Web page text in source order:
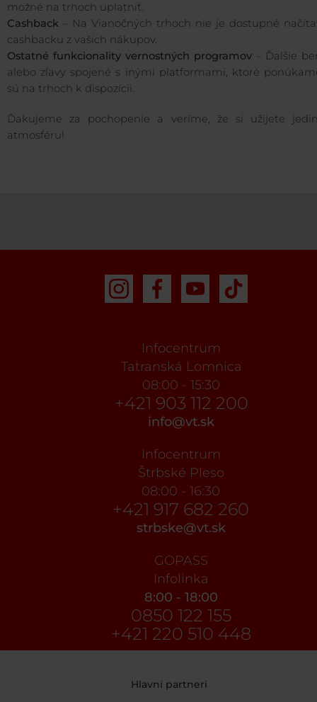
možné na trhoch uplatniť.
Cashback – Na Vianočných trhoch nie je dostupné
cashbacku z vašich nákupov.
Ostatné funkcionality vernostných programov – Ďalšie
alebo zľavy spojené s inými platformami, ktoré
sú na trhoch k dispozícii.
Ďakujeme za pochopenie a veríme, že si užijete
atmosféru!
Infocentrum
Tatranská Lomnica
08:00 - 15:30
+421 903 112 200
info@vt.sk
Infocentrum
Štrbské Pleso
08:00 - 16:30
+421 917 682 260
strbske@vt.sk
GOPASS
Infolinka
8:00 - 18:00
0850 122 155
+421 220 510 448
Hlavní partneri